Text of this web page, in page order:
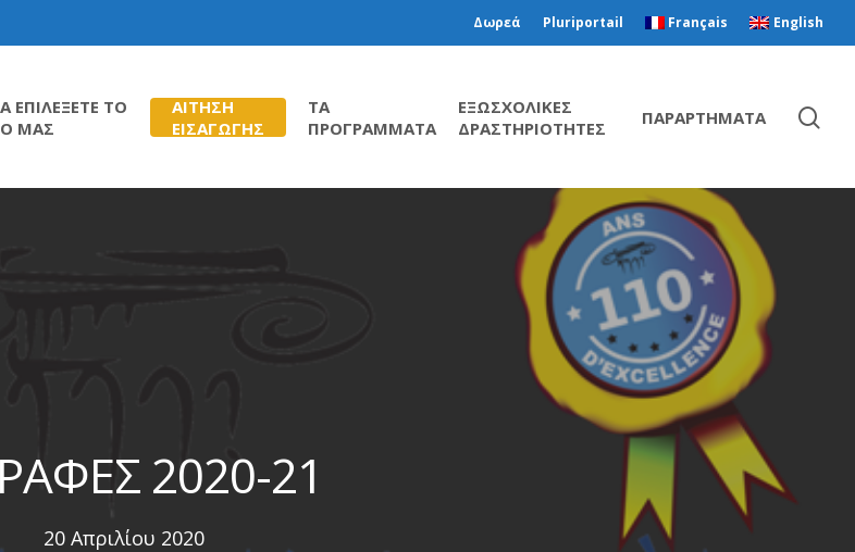
Δωρεά Pluriportail Français English
ΕΠΙΛΕΞΕΤΕ ΤΟ
ΜΑΣ
ΑΙΤΗΣΗ
ΕΙΣΑΓΩΓΗΣ
ΤΑ
ΠΡΟΓΡΑΜΜΑΤΑ
ΕΞΩΣΧΟΛΙΚΕΣ
ΔΡΑΣΤΗΡΙΟΤΗΤΕΣ
ΠΑΡΑΡΤΗΜΑΤΑ
2020-21
20 Απριλίου 2020